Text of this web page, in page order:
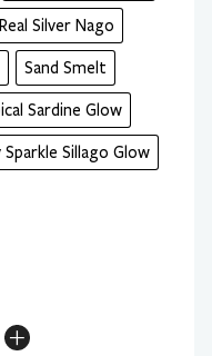
Real Silver Nago
Sand Smelt
Sardine Glow
Sparkle Sillago Glow
+